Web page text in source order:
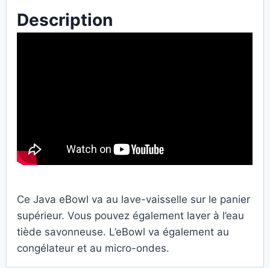
Description
Ce Java eBowl va au lave-vaisselle sur le panier
supérieur. Vous pouvez également laver à l’eau
tiède savonneuse. L’eBowl va également au
congélateur et au micro-ondes.